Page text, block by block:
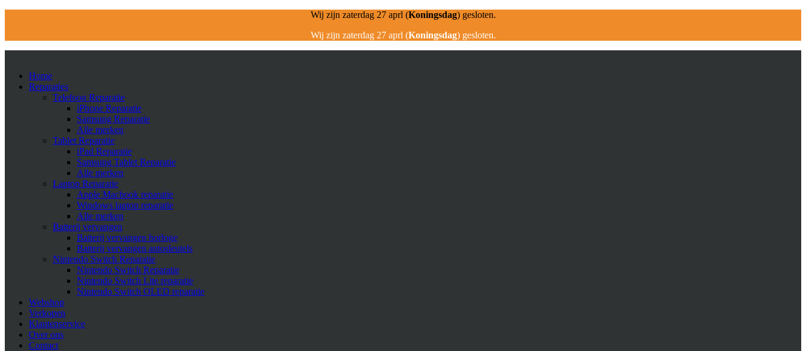
Wij zijn zaterdag 27 aprl (Koningsdag) gesloten.
Wij zijn zaterdag 27 aprl (Koningsdag) gesloten.
Home
Reparaties
Telefoon Reparatie
iPhone Reparatie
Samsung Reparatie
Alle merken
Tablet Reparatie
iPad Reparatie
Samsung Tablet Reparatie
Alle merken
Laptop Reparatie
Apple Macbook reparatie
Windows laptop reparatie
Alle merken
Batterij vervangen
Batterij vervangen horloge
Batterij vervangen autosleutels
Nintendo Switch Reparatie
Nintendo Switch Reparatie
Nintendo Switch Lite reparatie
Nintendo Switch OLED reparatie
Webshop
Verkopen
Klantenservice
Over ons
Contact